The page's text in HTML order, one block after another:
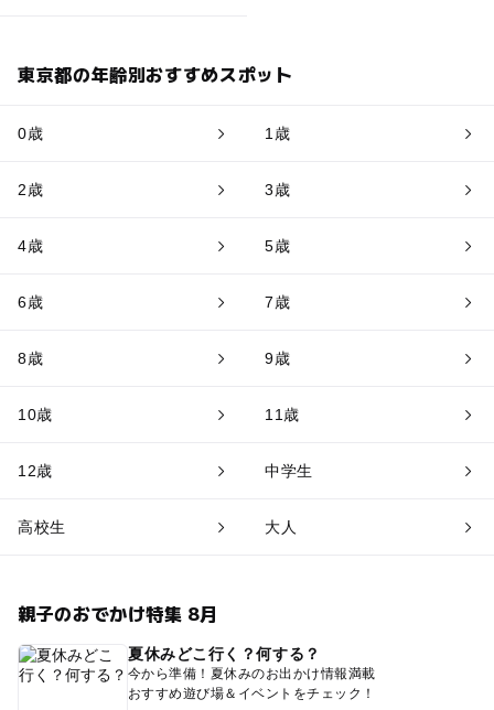
東京都の年齢別おすすめスポット
0歳 1歳
2歳 3歳
4歳 5歳
6歳 7歳
8歳 9歳
10歳 11歳
12歳 中学生
高校生 大人
親子のおでかけ特集 8月
夏休みどこ行く？何する？
今から準備！夏休みのお出かけ情報満載
おすすめ遊び場＆イベントをチェック！